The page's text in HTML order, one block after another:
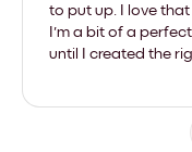
to put up. I love
I'm a bit of a
until I created the